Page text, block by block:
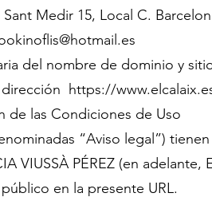
Medir 15, Local C.
del nombre de dominio y
https://
las Condiciones de Uso
“Aviso legal”)
VIUSSÀ PÉREZ (en adelante,
en la presente URL.